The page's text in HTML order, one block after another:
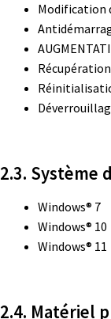
Modification
Récupération
2.3. Système
Windows® 7
Windows® 10
Windows® 11
2.4. Matériel